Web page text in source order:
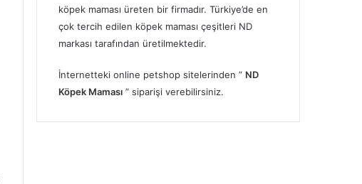
köpek maması üreten bir firmadır. Türkiye’de en
çok tercih edilen köpek maması çeşitleri ND
markası tarafından üretilmektedir.
İnternetteki online petshop sitelerinden ” ND
Köpek Maması ” siparişi verebilirsiniz.